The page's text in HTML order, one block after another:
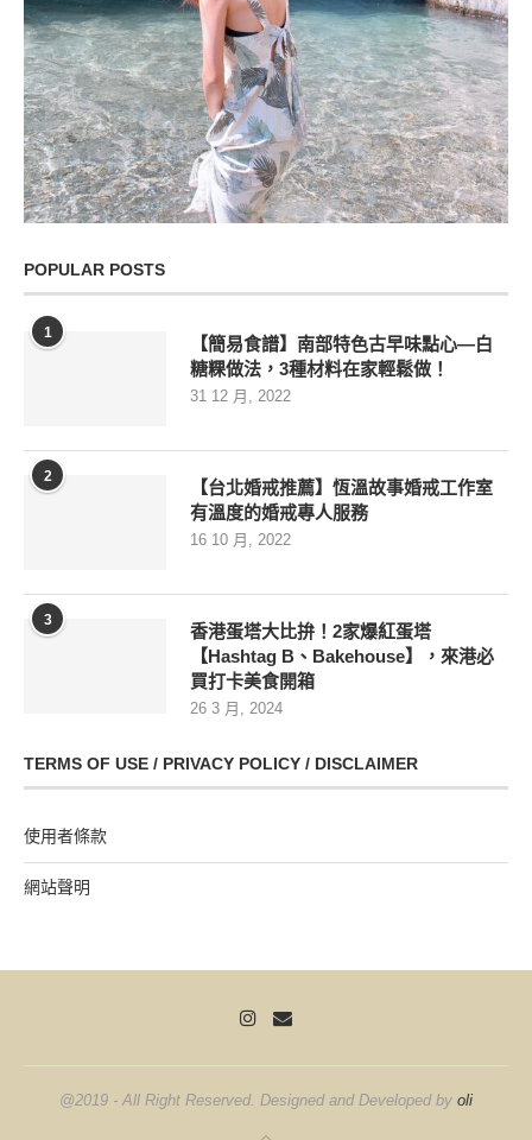
POPULAR POSTS
1
【簡易食譜】南部特色古早味點心—白
糖粿做法，3種材料在家輕鬆做！
31 12 月, 2022
2
【台北婚戒推薦】恆溫故事婚戒工作室
有溫度的婚戒專人服務
16 10 月, 2022
3
香港蛋塔大比拚！2家爆紅蛋塔
【Hashtag B、Bakehouse】，來港必
買打卡美食開箱
26 3 月, 2024
TERMS OF USE / PRIVACY POLICY / DISCLAIMER
使用者條款
網站聲明
@2019 - All Right Reserved. Designed and Developed by oli